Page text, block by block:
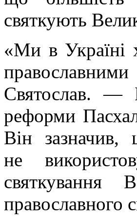
святкують
«Ми в Україні
Святослав. —
реформи
Він зазначив,
не
святкування
православного